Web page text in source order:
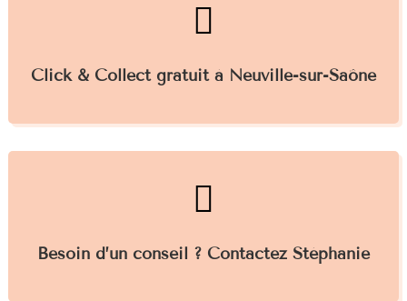

Click & Collect gratuit à Neuville-sur-Saône

Besoin d’un conseil ? Contactez Stéphanie